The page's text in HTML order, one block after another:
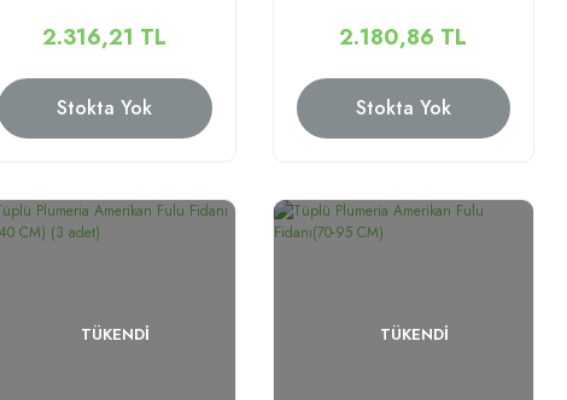
2.316,21 TL
Stokta Yok
2.180,86 TL
Stokta Yok
TÜKENDI TÜKENDI